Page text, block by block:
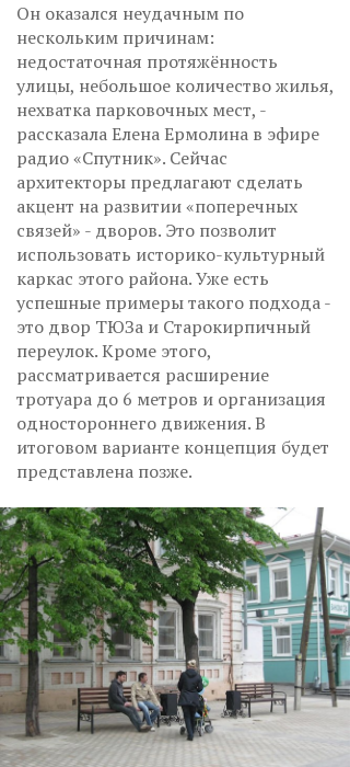
Он оказался неудачным по
нескольким причинам:
недостаточная протяжённость
улицы, небольшое количество жилья,
нехватка парковочных мест, -
рассказала Елена Ермолина в эфире
радио «Спутник». Сейчас
архитекторы предлагают сделать
акцент на развитии «поперечных
связей» - дворов. Это позволит
использовать историко-культурный
каркас этого района. Уже есть
успешные примеры такого подхода -
это двор ТЮЗа и Старокирпичный
переулок. Кроме этого,
рассматривается расширение
тротуара до 6 метров и организация
одностороннего движения. В
итоговом варианте концепция будет
представлена позже.